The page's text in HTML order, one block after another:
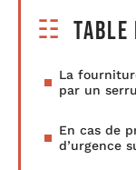
Table
La
par un
En cas de
d’urgence